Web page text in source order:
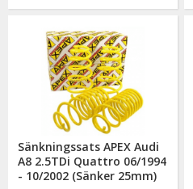
Sänkningssats APEX Audi
A8 2.5TDi Quattro 06/1994
- 10/2002 (Sänker 25mm)